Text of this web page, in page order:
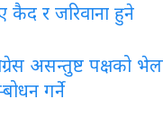
कैद र जरिवाना हुने
असन्तुष्ट पक्षको
गर्ने